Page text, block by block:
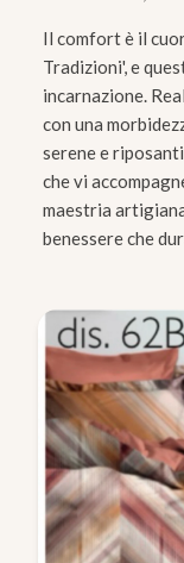
Il comfort è il
Tradizioni', e
incarnazione.
con una
serene e
che vi
maestria
benessere che